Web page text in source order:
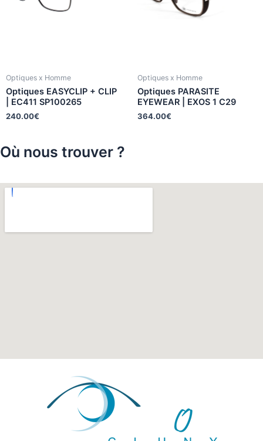
Optiques x Homme
Optiques EASYCLIP + CLIP
| EC411 SP100265
240.00€
Optiques x Homme
Optiques PARASITE
EYEWEAR | EXOS 1 C29
364.00€
Où nous trouver ?